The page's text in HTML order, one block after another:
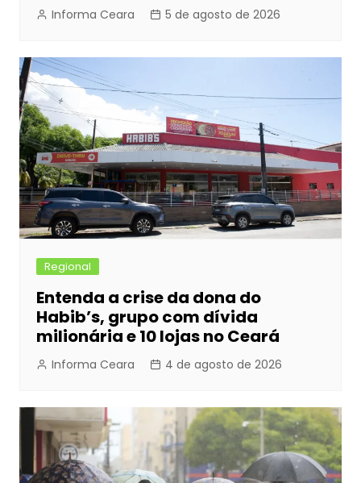
Informa Ceara 5 de agosto de 2026
Regional
Entenda a crise da dona do
Habib’s, grupo com dívida
milionária e 10 lojas no Ceará
Informa Ceara 4 de agosto de 2026